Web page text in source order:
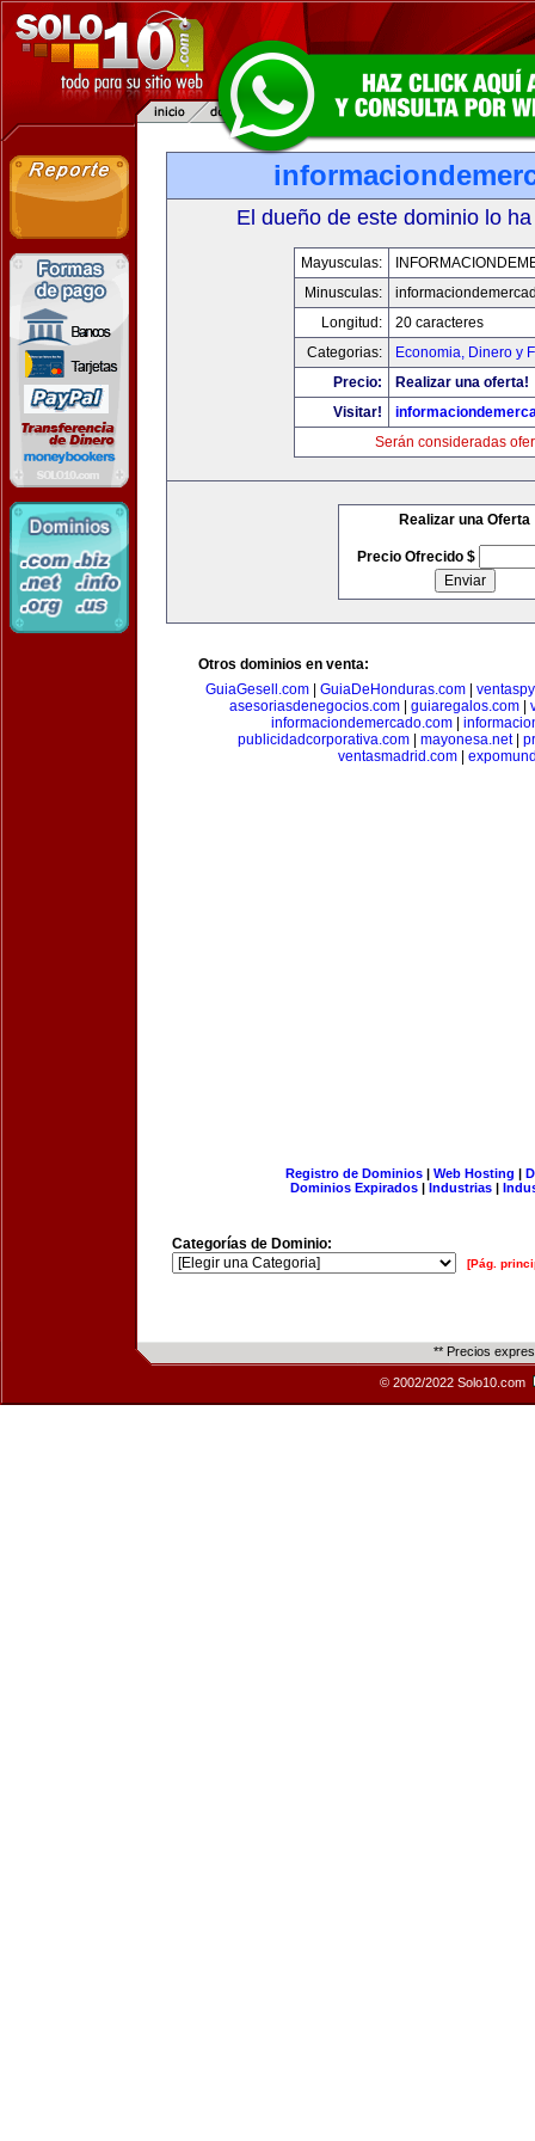
El dueño de este dominio lo
Mayusculas:
Minusculas:
Longitud:
20 caracteres
Categorias:
Economia, Dinero y
Precio:
Realizar una oferta!
Visitar!
Serán consideradas
Realizar una Oferta
Precio Ofrecido $
Otros dominios en venta:
GuiaGesell.com| GuiaDeHonduras.com|
asesoriasdenegocios.com
guiaregalos.com
informaciondemercado.com|
publicidadcorporativa.com
mayonesa.net|
ventasmadrid.com
Registro de Dominios| Web Hosting |
Dominios Expirados | Industrias |
Categorías de Dominio:
[Pág.
** Precios
© 2002/2022 Solo10.com